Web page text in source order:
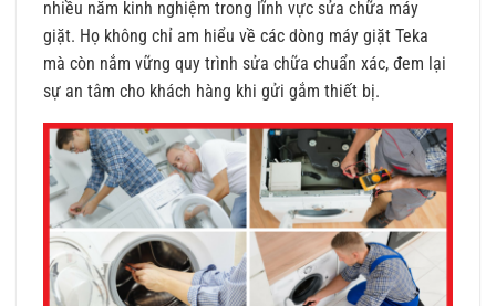
nhiều năm kinh nghiệm trong lĩnh vực sửa chữa máy
giặt. Họ không chỉ am hiểu về các dòng máy giặt Teka
mà còn nắm vững quy trình sửa chữa chuẩn xác, đem lại
sự an tâm cho khách hàng khi gửi gắm thiết bị.